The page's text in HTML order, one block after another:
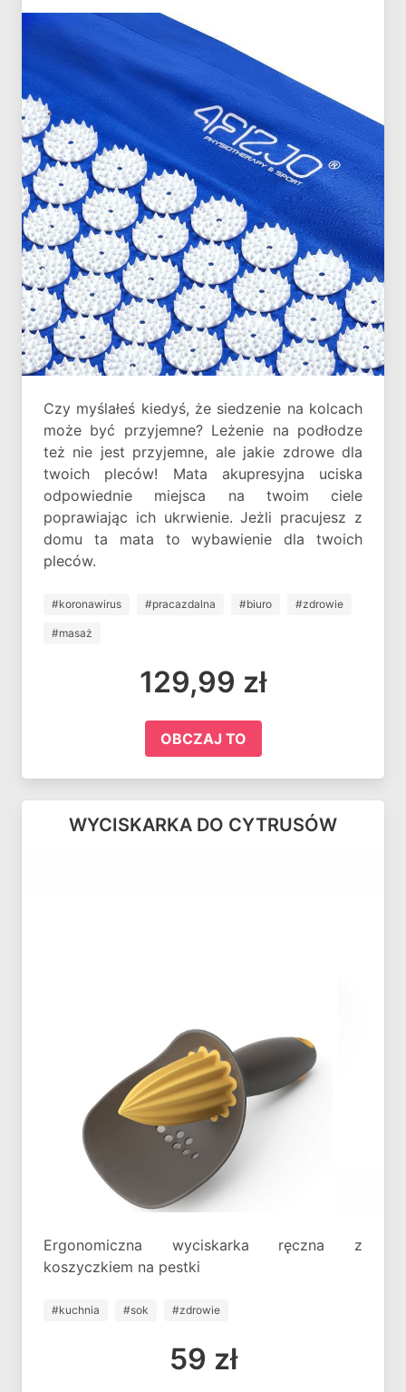
Czy myślałeś kiedyś, że siedzenie na kolcach
może być przyjemne? Leżenie na podłodze
też nie jest przyjemne, ale jakie zdrowe dla
twoich pleców! Mata akupresyjna uciska
odpowiednie miejsca na twoim ciele
poprawiając ich ukrwienie. Jeżli pracujesz z
domu ta mata to wybawienie dla twoich
pleców.
#koronawirus #pracazdalna #biuro #zdrowie
#masaż
129,99 zł
OBCZAJ TO
WYCISKARKA DO CYTRUSÓW
Ergonomiczna wyciskarka ręczna z
koszyczkiem na pestki
#kuchnia #sok #zdrowie
59 zł